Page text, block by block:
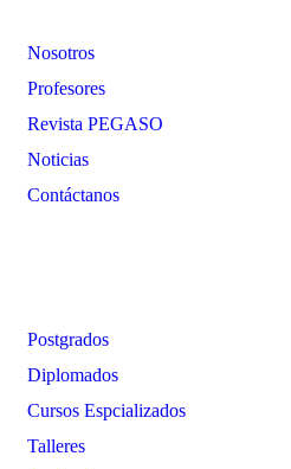
Nosotros
Profesores
Revista PEGASO
Noticias
Contáctanos
Postgrados
Diplomados
Cursos Espcializados
Talleres